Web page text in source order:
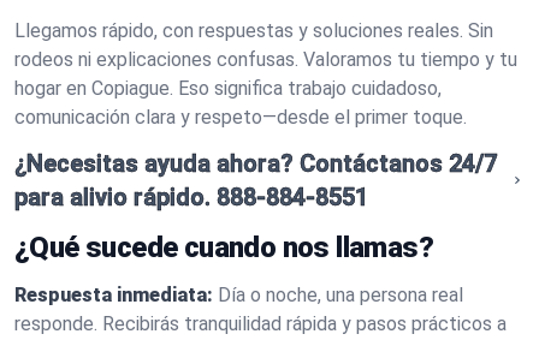
Llegamos rápido, con respuestas y soluciones reales. Sin
rodeos ni explicaciones confusas. Valoramos tu tiempo y tu
hogar en Copiague. Eso significa trabajo cuidadoso,
comunicación clara y respeto—desde el primer toque.
¿Necesitas ayuda ahora? Contáctanos 24/7
para alivio rápido. 888-884-8551
¿Qué sucede cuando nos llamas?
Respuesta inmediata: Día o noche, una persona real
responde. Recibirás tranquilidad rápida y pasos prácticos a